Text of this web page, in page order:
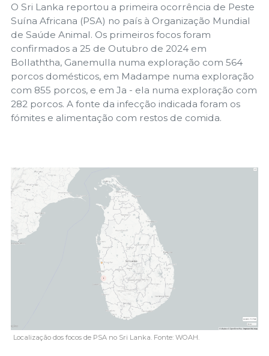
O Sri Lanka reportou a primeira ocorrência de Peste
Suína Africana (PSA) no país à Organização Mundial
de Saúde Animal. Os primeiros focos foram
confirmados a 25 de Outubro de 2024 em
Bollaththa, Ganemulla numa exploração com 564
porcos domésticos, em Madampe numa exploração
com 855 porcos, e em Ja - ela numa exploração com
282 porcos. A fonte da infecção indicada foram os
fómites e alimentação com restos de comida.
Localização dos focos de PSA no Sri Lanka. Fonte: WOAH.